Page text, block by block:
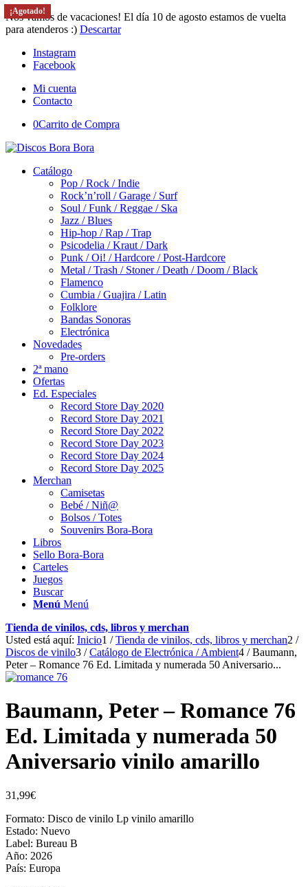
Nos vamos de vacaciones! El día 10 de agosto estamos de vuelta
para atenderos :) Descartar
Instagram
Facebook
Mi cuenta
Contacto
0Carrito de Compra
Catálogo
Pop / Rock / Indie
Rock’n’roll / Garage / Surf
Soul / Funk / Reggae / Ska
Jazz / Blues
Hip-hop / Rap / Trap
Psicodelia / Kraut / Dark
Punk / Oi! / Hardcore / Post-Hardcore
Metal / Trash / Stoner / Death / Doom / Black
Flamenco
Cumbia / Guajira / Latin
Folklore
Bandas Sonoras
Electrónica
Novedades
Pre-orders
2ª mano
Ofertas
Ed. Especiales
Record Store Day 2020
Record Store Day 2021
Record Store Day 2022
Record Store Day 2023
Record Store Day 2024
Record Store Day 2025
Merchan
Camisetas
Bebé / Niñ@
Bolsos / Totes
Souvenirs Bora-Bora
Libros
Sello Bora-Bora
Carteles
Juegos
Buscar
Menú Menú
Tienda de vinilos, cds, libros y merchan
Usted está aquí: Inicio1 / Tienda de vinilos, cds, libros y merchan2 /
Discos de vinilo3 / Catálogo de Electrónica / Ambient4 / Baumann,
Peter – Romance 76 Ed. Limitada y numerada 50 Aniversario...
Baumann, Peter – Romance 76
Ed. Limitada y numerada 50
Aniversario vinilo amarillo
31,99€
Formato: Disco de vinilo Lp vinilo amarillo
Estado: Nuevo
Label: Bureau B
Año: 2026
País: Europa
¡Agotado!